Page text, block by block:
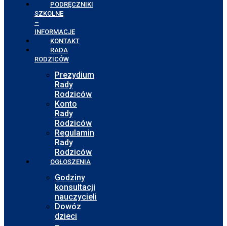
PODRĘCZNIKI
SZKOLNE
–
INFORMACJE
KONTAKT
RADA
RODZICÓW
Prezydium
Rady
Rodziców
Konto
Rady
Rodziców
Regulamin
Rady
Rodziców
OGŁOSZENIA
Godziny
konsultacji
nauczycieli
Dowóz
dzieci